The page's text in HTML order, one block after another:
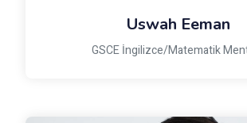
Uswah Eeman
GSCE İngilizce/Matematik